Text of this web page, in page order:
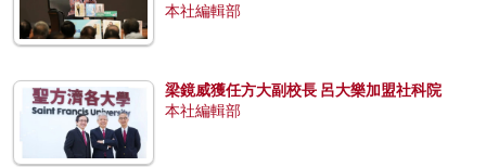
本社編輯部
梁鏡威獲任方大副校長 呂大樂加盟社科院
本社編輯部